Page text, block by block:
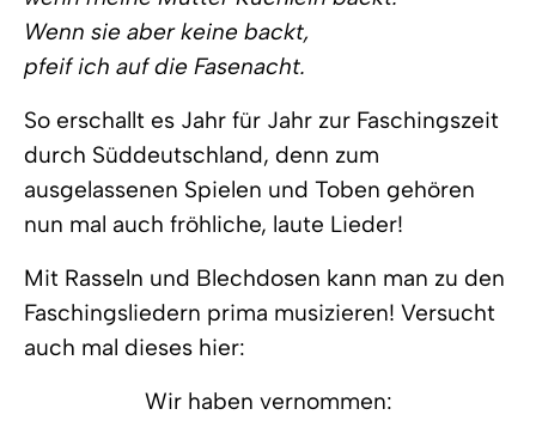
Wenn sie aber keine backt,
pfeif ich auf die Fasenacht.
So erschallt es Jahr für Jahr zur Faschingszeit
durch Süddeutschland, denn zum
ausgelassenen Spielen und Toben gehören
nun mal auch fröhliche, laute Lieder!
Mit Rasseln und Blechdosen kann man zu den
Faschingsliedern prima musizieren! Versucht
auch mal dieses hier:
Wir haben vernommen: